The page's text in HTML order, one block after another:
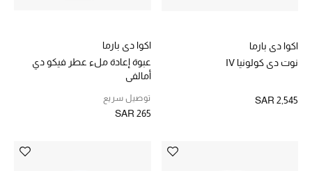
اكوا دي بارما
نوت دي كولونيا IV
SAR 2,545
اكوا دي بارما
عبوة إعادة ملء عطر فيكو دي
أمالفي
توصيل سريع
SAR 265